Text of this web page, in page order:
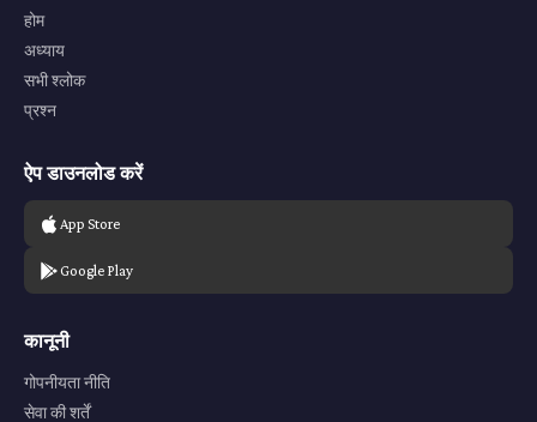
होम
अध्याय
सभी श्लोक
प्रश्न
ऐप डाउनलोड करें
App Store
Google Play
कानूनी
गोपनीयता नीति
सेवा की शर्तें